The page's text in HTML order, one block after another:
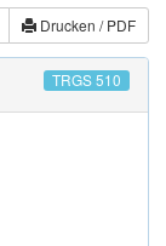
Drucken / PDF
TRGS 510